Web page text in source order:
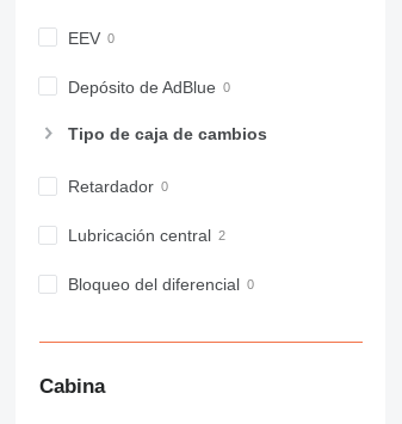
EEV
Depósito de AdBlue
Tipo de caja de cambios
Retardador
Lubricación central
Bloqueo del diferencial
Cabina